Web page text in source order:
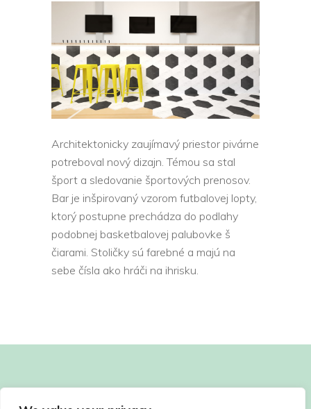
Architektonicky zaujímavý priestor pivárne
potreboval nový dizajn. Témou sa stal
šport a sledovanie športových prenosov.
Bar je inšpirovaný vzorom futbalovej lopty,
ktorý postupne prechádza do podlahy
podobnej basketbalovej palubovke š
čiarami. Stoličky sú farebné a majú na
sebe čísla ako hráči na ihrisku.